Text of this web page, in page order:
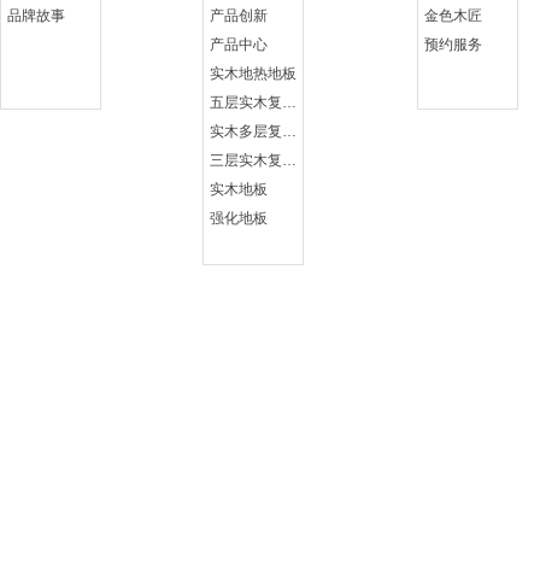
品牌故事
产品创新
产品中心
实木地热地板
五层实木复合地板
实木多层复合地板
三层实木复合地板
实木地板
强化地板
金色木匠
预约服务